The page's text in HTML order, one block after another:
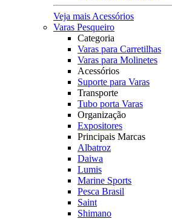
Veja mais Acessórios
Varas Pesqueiro
Categoria
Varas para Carretilhas
Varas para Molinetes
Acessórios
Suporte para Varas
Transporte
Tubo porta Varas
Organização
Expositores
Principais Marcas
Albatroz
Daiwa
Lumis
Marine Sports
Pesca Brasil
Saint
Shimano